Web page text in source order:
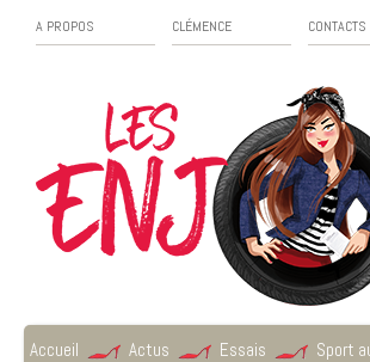
A PROPOS CLÉMENCE CONTACTS
Accueil Actus Essais Sport